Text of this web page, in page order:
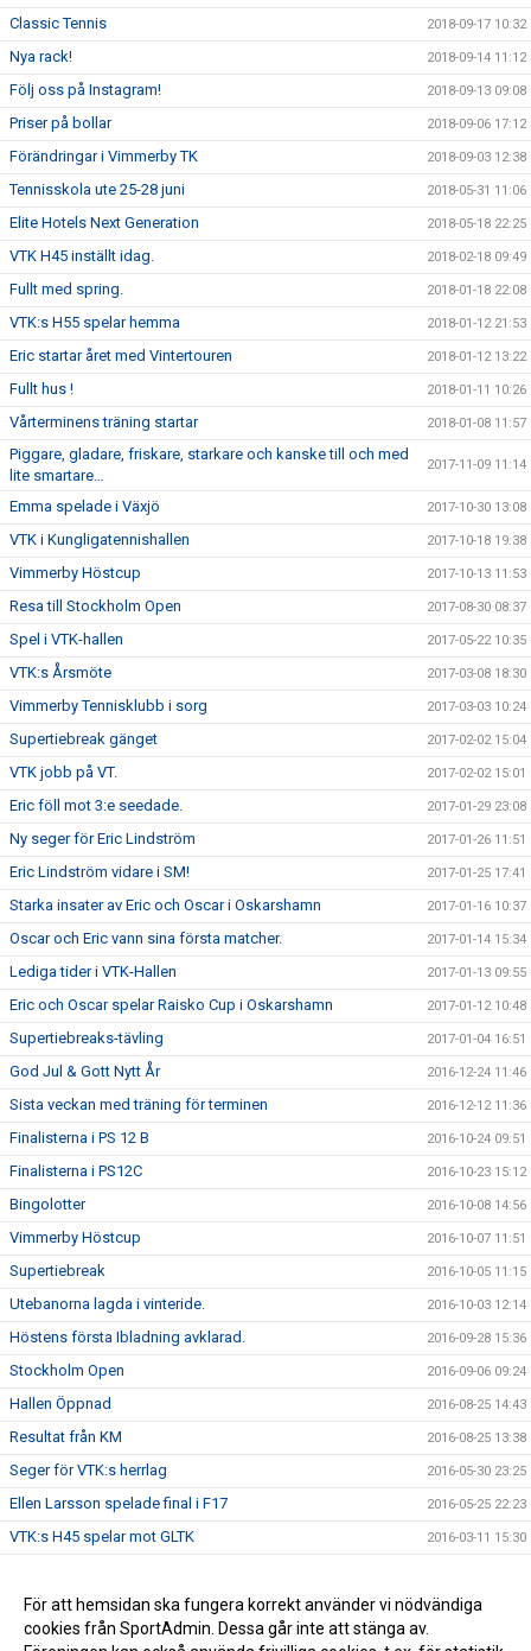
Classic Tennis 2018-09-17 10:32
Nya rack! 2018-09-14 11:12
Följ oss på Instagram! 2018-09-13 09:08
Priser på bollar 2018-09-06 17:12
Förändringar i Vimmerby TK 2018-09-03 12:38
Tennisskola ute 25-28 juni 2018-05-31 11:06
Elite Hotels Next Generation 2018-05-18 22:25
VTK H45 inställt idag. 2018-02-18 09:49
Fullt med spring. 2018-01-18 22:08
VTK:s H55 spelar hemma 2018-01-12 21:53
Eric startar året med Vintertouren 2018-01-12 13:22
Fullt hus ! 2018-01-11 10:26
Vårterminens träning startar 2018-01-08 11:57
Piggare, gladare, friskare, starkare och kanske till och med
lite smartare…
2017-11-09 11:14
Emma spelade i Växjö 2017-10-30 13:08
VTK i Kungligatennishallen 2017-10-18 19:38
Vimmerby Höstcup 2017-10-13 11:53
Resa till Stockholm Open 2017-08-30 08:37
Spel i VTK-hallen 2017-05-22 10:35
VTK:s Årsmöte 2017-03-08 18:30
Vimmerby Tennisklubb i sorg 2017-03-03 10:24
Supertiebreak gänget 2017-02-02 15:04
VTK jobb på VT. 2017-02-02 15:01
Eric föll mot 3:e seedade. 2017-01-29 23:08
Ny seger för Eric Lindström 2017-01-26 11:51
Eric Lindström vidare i SM! 2017-01-25 17:41
Starka insater av Eric och Oscar i Oskarshamn 2017-01-16 10:37
Oscar och Eric vann sina första matcher. 2017-01-14 15:34
Lediga tider i VTK-Hallen 2017-01-13 09:55
Eric och Oscar spelar Raisko Cup i Oskarshamn 2017-01-12 10:48
Supertiebreaks-tävling 2017-01-04 16:51
God Jul & Gott Nytt År 2016-12-24 11:46
Sista veckan med träning för terminen 2016-12-12 11:36
Finalisterna i PS 12 B 2016-10-24 09:51
Finalisterna i PS12C 2016-10-23 15:12
Bingolotter 2016-10-08 14:56
Vimmerby Höstcup 2016-10-07 11:51
Supertiebreak 2016-10-05 11:15
Utebanorna lagda i vinteride. 2016-10-03 12:14
Höstens första Ibladning avklarad. 2016-09-28 15:36
Stockholm Open 2016-09-06 09:24
Hallen Öppnad 2016-08-25 14:43
Resultat från KM 2016-08-25 13:38
Seger för VTK:s herrlag 2016-05-30 23:25
Ellen Larsson spelade final i F17 2016-05-25 22:23
VTK:s H45 spelar mot GLTK 2016-03-11 15:30
Julavslutningar 2015-12-16 09:48
Seger för P14-laget 2015-12-15 09:50
För att hemsidan ska fungera korrekt använder vi nödvändiga
cookies från SportAdmin. Dessa går inte att stänga av.